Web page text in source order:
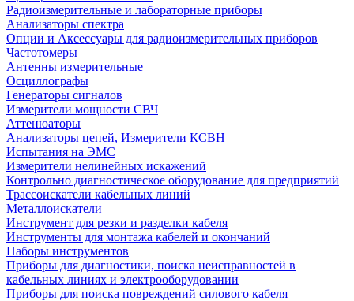
Радиоизмерительные и лабораторные приборы
Анализаторы спектра
Опции и Аксессуары для радиоизмерительных приборов
Частотомеры
Антенны измерительные
Осциллографы
Генераторы сигналов
Измерители мощности СВЧ
Аттенюаторы
Анализаторы цепей, Измерители КСВН
Испытания на ЭМС
Измерители нелинейных искажений
Контрольно диагностическое оборудование для предприятий
Трассоискатели кабельных линий
Металлоискатели
Инструмент для резки и разделки кабеля
Инструменты для монтажа кабелей и окончаний
Наборы инструментов
Приборы для диагностики, поиска неисправностей в
кабельных линиях и электрооборудовании
Приборы для поиска повреждений силового кабеля